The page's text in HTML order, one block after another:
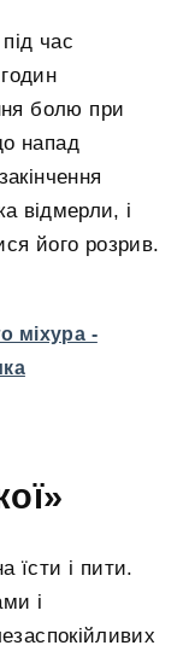
час
болю при
напад
відмерли, і
його розрив.
міхура -
їсти і пити.
і